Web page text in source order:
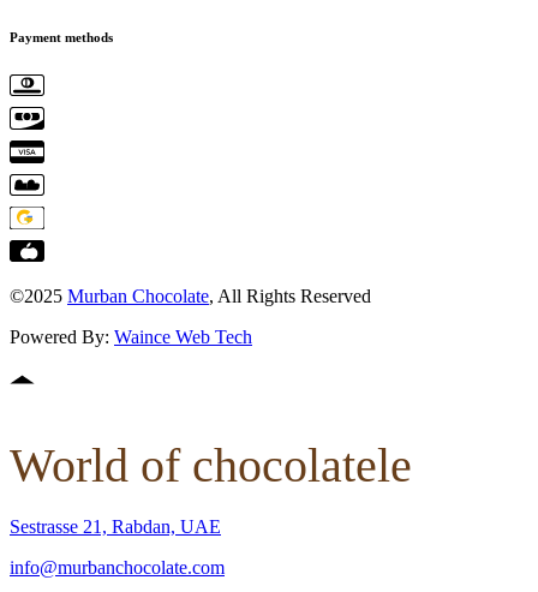
Payment methods
©2025 Murban Chocolate, All Rights Reserved
Powered By: Waince Web Tech
World of chocolatele
Sestrasse 21, Rabdan, UAE
info@murbanchocolate.com